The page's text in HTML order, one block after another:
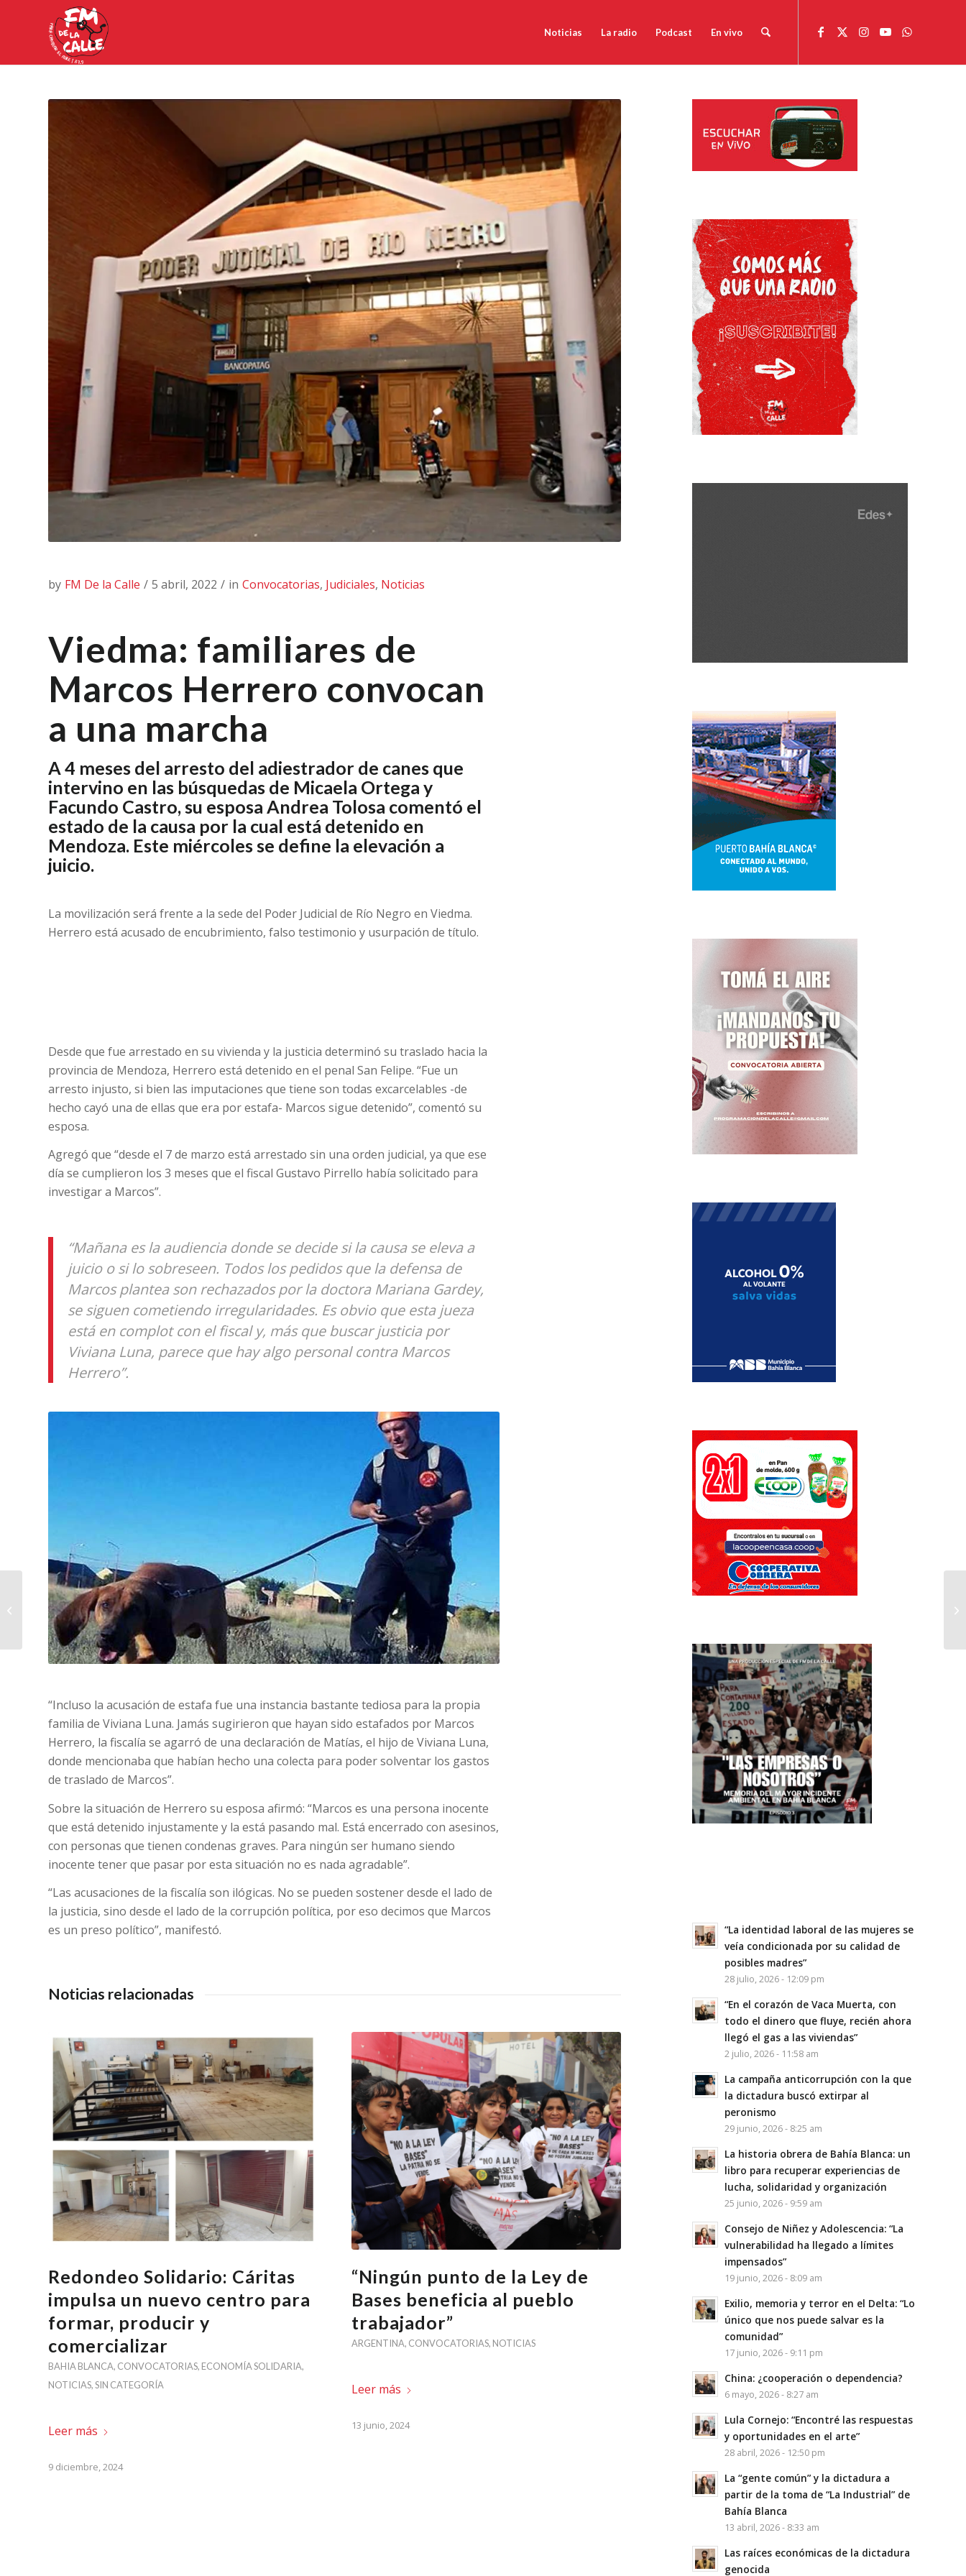
Noticias La radio Podcast En vivo
by FM De la Calle / 5 abril, 2022 / in Convocatorias, Judiciales, Noticias
Viedma: familiares de
Marcos Herrero convocan
a una marcha
A 4 meses del arresto del adiestrador de canes que
intervino en las búsquedas de Micaela Ortega y
Facundo Castro, su esposa Andrea Tolosa comentó el
estado de la causa por la cual está detenido en
Mendoza. Este miércoles se define la elevación a
juicio.
La movilización será frente a la sede del Poder Judicial de Río Negro en Viedma.
Herrero está acusado de encubrimiento, falso testimonio y usurpación de título.
Desde que fue arrestado en su vivienda y la justicia determinó su traslado hacia la
provincia de Mendoza, Herrero está detenido en el penal San Felipe. “Fue un
arresto injusto, si bien las imputaciones que tiene son todas excarcelables -de
hecho cayó una de ellas que era por estafa- Marcos sigue detenido”, comentó su
esposa.
Agregó que “desde el 7 de marzo está arrestado sin una orden judicial, ya que ese
día se cumplieron los 3 meses que el fiscal Gustavo Pirrello había solicitado para
investigar a Marcos”.
“Mañana es la audiencia donde se decide si la causa se eleva a
juicio o si lo sobreseen. Todos los pedidos que la defensa de
Marcos plantea son rechazados por la doctora Mariana Gardey,
se siguen cometiendo irregularidades. Es obvio que esta jueza
está en complot con el fiscal y, más que buscar justicia por
Viviana Luna, parece que hay algo personal contra Marcos
Herrero”.
“Incluso la acusación de estafa fue una instancia bastante tediosa para la propia
familia de Viviana Luna. Jamás sugirieron que hayan sido estafados por Marcos
Herrero, la fiscalía se agarró de una declaración de Matías, el hijo de Viviana Luna,
donde mencionaba que habían hecho una colecta para poder solventar los gastos
de traslado de Marcos”.
Sobre la situación de Herrero su esposa afirmó: “Marcos es una persona inocente
que está detenido injustamente y la está pasando mal. Está encerrado con asesinos,
con personas que tienen condenas graves. Para ningún ser humano siendo
inocente tener que pasar por esta situación no es nada agradable”.
“Las acusaciones de la fiscalía son ilógicas. No se pueden sostener desde el lado de
la justicia, sino desde el lado de la corrupción política, por eso decimos que Marcos
es un preso político”, manifestó.
Noticias relacionadas
Redondeo Solidario: Cáritas
impulsa un nuevo centro para
formar, producir y
comercializar
BAHIA BLANCA, CONVOCATORIAS, ECONOMÍA SOLIDARIA,
NOTICIAS,SIN CATEGORÍA
Leer más
9 diciembre, 2024
“Ningún punto de la Ley de
Bases beneficia al pueblo
trabajador”
ARGENTINA, CONVOCATORIAS, NOTICIAS
Leer más
13 junio, 2024
“La identidad laboral de las mujeres se
veía condicionada por su calidad de
posibles madres”
28 julio, 2026 - 12:09 pm
“En el corazón de Vaca Muerta, con
todo el dinero que fluye, recién ahora
llegó el gas a las viviendas”
2 julio, 2026 - 11:58 am
La campaña anticorrupción con la que
la dictadura buscó extirpar al
peronismo
29 junio, 2026 - 8:25 am
La historia obrera de Bahía Blanca: un
libro para recuperar experiencias de
lucha, solidaridad y organización
25 junio, 2026 - 9:59 am
Consejo de Niñez y Adolescencia: “La
vulnerabilidad ha llegado a límites
impensados”
19 junio, 2026 - 8:09 am
Exilio, memoria y terror en el Delta: “Lo
único que nos puede salvar es la
comunidad”
17 junio, 2026 - 9:11 pm
China: ¿cooperación o dependencia?
6 mayo, 2026 - 8:27 am
Lula Cornejo: “Encontré las respuestas
y oportunidades en el arte”
28 abril, 2026 - 12:50 pm
La “gente común” y la dictadura a
partir de la toma de “La Industrial” de
Bahía Blanca
13 abril, 2026 - 8:33 am
Las raíces económicas de la dictadura
genocida
Cannabis medicinal:
“Es una resolución que
no le sirve a nadie”...